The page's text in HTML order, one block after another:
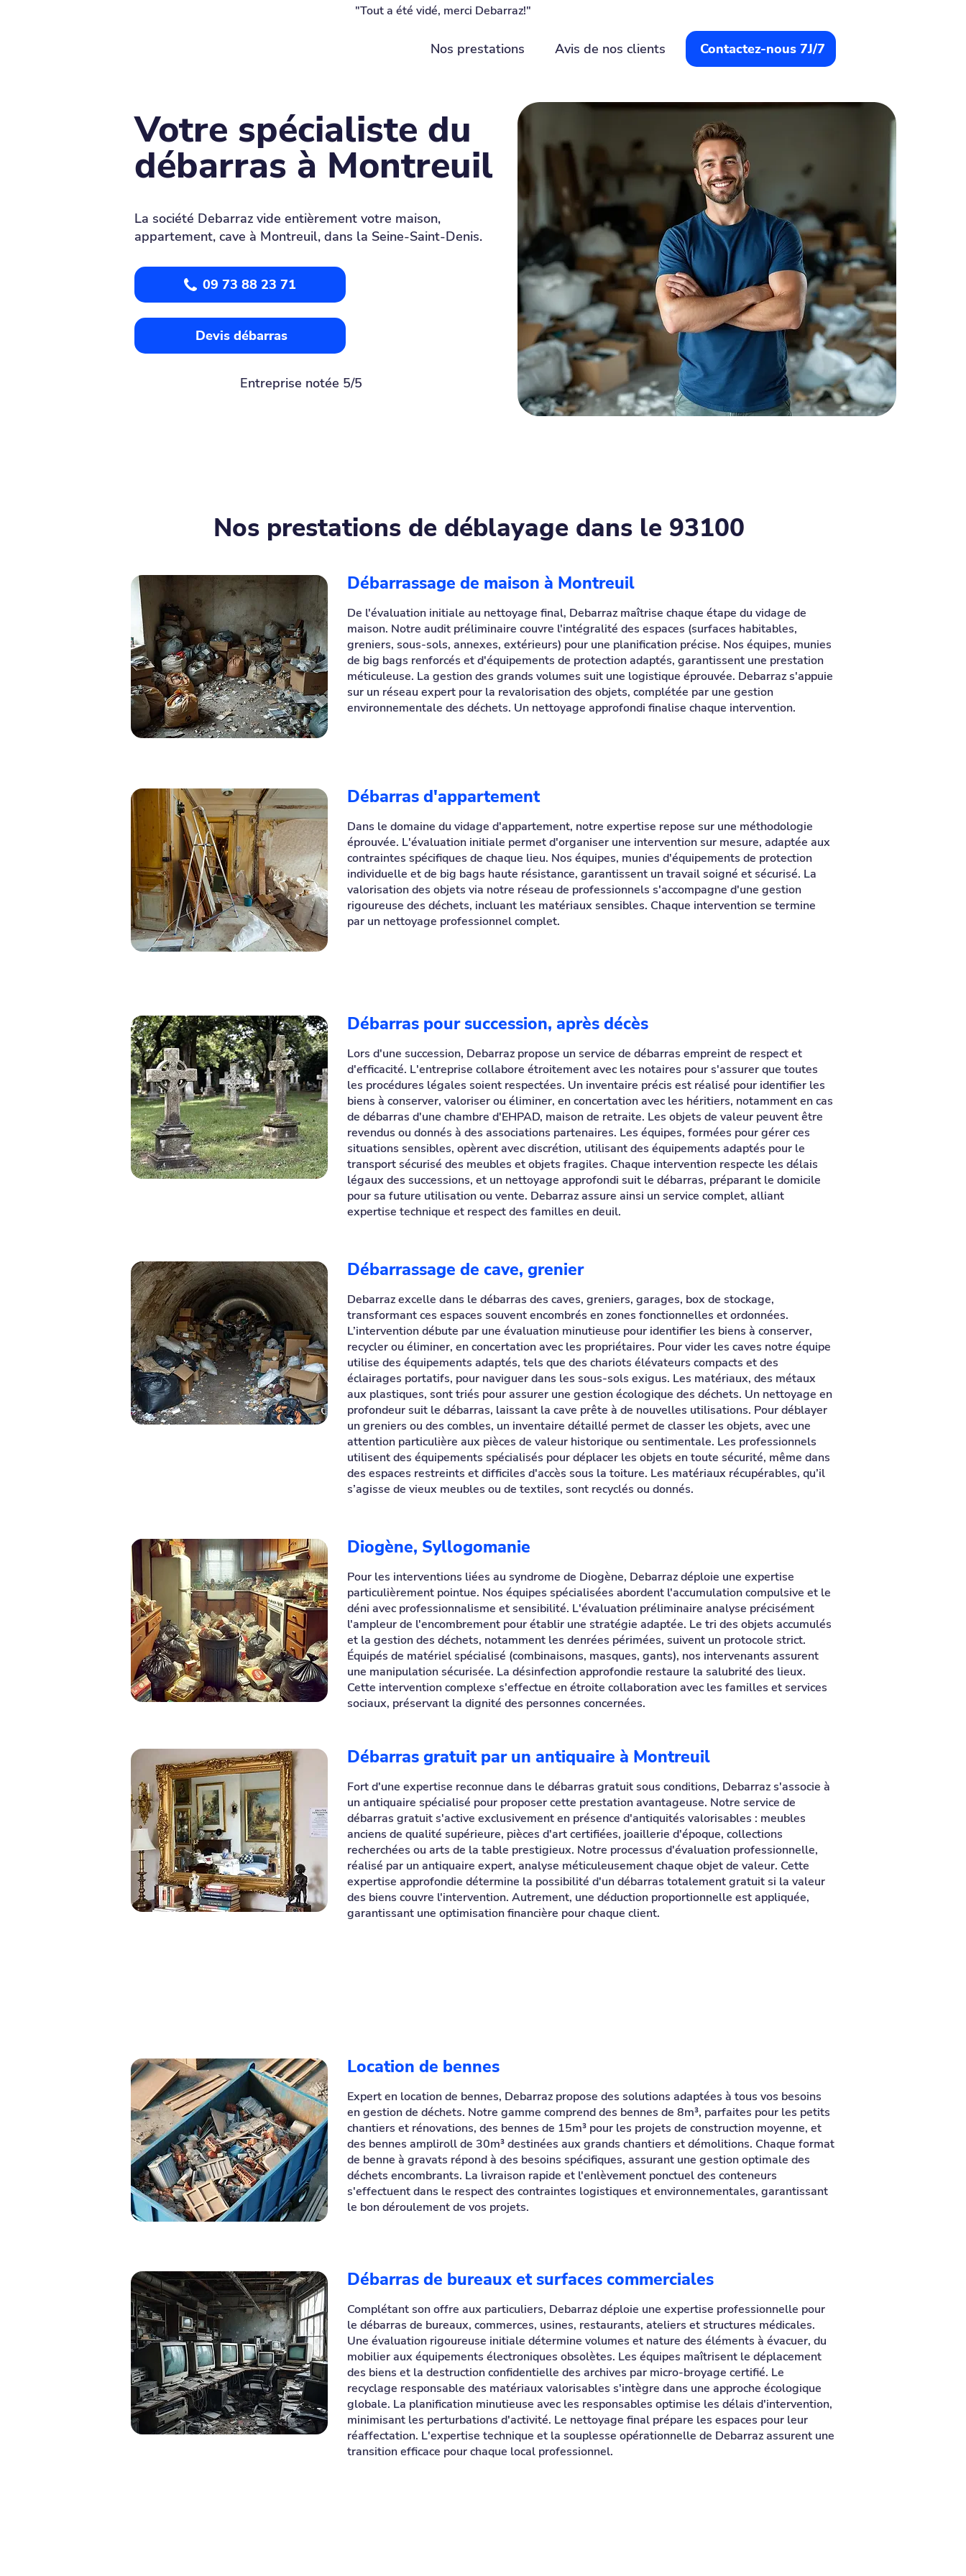
"Tout a été vidé, merci Debarraz!"
Nos prestations Avis de nos clients Contactez-nous 7J/7
Votre spécialiste du
débarras à Montreuil
La société Debarraz vide entièrement votre maison,
appartement, cave à Montreuil, dans la Seine-Saint-Denis.
09 73 88 23 71
Devis débarras
Entreprise notée 5/5
Nos prestations de déblayage dans le 93100
Débarrassage de maison à Montreuil
De l'évaluation initiale au nettoyage final, Debarraz maîtrise chaque étape du vidage de
maison. Notre audit préliminaire couvre l'intégralité des espaces (surfaces habitables,
greniers, sous-sols, annexes, extérieurs) pour une planification précise. Nos équipes, munies
de big bags renforcés et d'équipements de protection adaptés, garantissent une prestation
méticuleuse. La gestion des grands volumes suit une logistique éprouvée. Debarraz s'appuie
sur un réseau expert pour la revalorisation des objets, complétée par une gestion
environnementale des déchets. Un nettoyage approfondi finalise chaque intervention.
Débarras d'appartement
Dans le domaine du vidage d'appartement, notre expertise repose sur une méthodologie
éprouvée. L'évaluation initiale permet d'organiser une intervention sur mesure, adaptée aux
contraintes spécifiques de chaque lieu. Nos équipes, munies d'équipements de protection
individuelle et de big bags haute résistance, garantissent un travail soigné et sécurisé. La
valorisation des objets via notre réseau de professionnels s'accompagne d'une gestion
rigoureuse des déchets, incluant les matériaux sensibles. Chaque intervention se termine
par un nettoyage professionnel complet.
Débarras pour succession, après décès
Lors d'une succession, Debarraz propose un service de débarras empreint de respect et
d'efficacité. L'entreprise collabore étroitement avec les notaires pour s'assurer que toutes
les procédures légales soient respectées. Un inventaire précis est réalisé pour identifier les
biens à conserver, valoriser ou éliminer, en concertation avec les héritiers, notamment en cas
de débarras d'une chambre d'EHPAD, maison de retraite. Les objets de valeur peuvent être
revendus ou donnés à des associations partenaires. Les équipes, formées pour gérer ces
situations sensibles, opèrent avec discrétion, utilisant des équipements adaptés pour le
transport sécurisé des meubles et objets fragiles. Chaque intervention respecte les délais
légaux des successions, et un nettoyage approfondi suit le débarras, préparant le domicile
pour sa future utilisation ou vente. Debarraz assure ainsi un service complet, alliant
expertise technique et respect des familles en deuil.
Débarrassage de cave, grenier
Debarraz excelle dans le débarras des caves, greniers, garages, box de stockage,
transformant ces espaces souvent encombrés en zones fonctionnelles et ordonnées.
L’intervention débute par une évaluation minutieuse pour identifier les biens à conserver,
recycler ou éliminer, en concertation avec les propriétaires. Pour vider les caves notre équipe
utilise des équipements adaptés, tels que des chariots élévateurs compacts et des
éclairages portatifs, pour naviguer dans les sous-sols exigus. Les matériaux, des métaux
aux plastiques, sont triés pour assurer une gestion écologique des déchets. Un nettoyage en
profondeur suit le débarras, laissant la cave prête à de nouvelles utilisations. Pour déblayer
un greniers ou des combles, un inventaire détaillé permet de classer les objets, avec une
attention particulière aux pièces de valeur historique ou sentimentale. Les professionnels
utilisent des équipements spécialisés pour déplacer les objets en toute sécurité, même dans
des espaces restreints et difficiles d'accès sous la toiture. Les matériaux récupérables, qu’il
s’agisse de vieux meubles ou de textiles, sont recyclés ou donnés.
Diogène, Syllogomanie
Pour les interventions liées au syndrome de Diogène, Debarraz déploie une expertise
particulièrement pointue. Nos équipes spécialisées abordent l'accumulation compulsive et le
déni avec professionnalisme et sensibilité. L'évaluation préliminaire analyse précisément
l'ampleur de l'encombrement pour établir une stratégie adaptée. Le tri des objets accumulés
et la gestion des déchets, notamment les denrées périmées, suivent un protocole strict.
Équipés de matériel spécialisé (combinaisons, masques, gants), nos intervenants assurent
une manipulation sécurisée. La désinfection approfondie restaure la salubrité des lieux.
Cette intervention complexe s'effectue en étroite collaboration avec les familles et services
sociaux, préservant la dignité des personnes concernées.
Débarras gratuit par un antiquaire à Montreuil
Fort d'une expertise reconnue dans le débarras gratuit sous conditions, Debarraz s'associe à
un antiquaire spécialisé pour proposer cette prestation avantageuse. Notre service de
débarras gratuit s'active exclusivement en présence d'antiquités valorisables : meubles
anciens de qualité supérieure, pièces d'art certifiées, joaillerie d'époque, collections
recherchées ou arts de la table prestigieux. Notre processus d'évaluation professionnelle,
réalisé par un antiquaire expert, analyse méticuleusement chaque objet de valeur. Cette
expertise approfondie détermine la possibilité d'un débarras totalement gratuit si la valeur
des biens couvre l'intervention. Autrement, une déduction proportionnelle est appliquée,
garantissant une optimisation financière pour chaque client.
Location de bennes
Expert en location de bennes, Debarraz propose des solutions adaptées à tous vos besoins
en gestion de déchets. Notre gamme comprend des bennes de 8m³, parfaites pour les petits
chantiers et rénovations, des bennes de 15m³ pour les projets de construction moyenne, et
des bennes ampliroll de 30m³ destinées aux grands chantiers et démolitions. Chaque format
de benne à gravats répond à des besoins spécifiques, assurant une gestion optimale des
déchets encombrants. La livraison rapide et l'enlèvement ponctuel des conteneurs
s'effectuent dans le respect des contraintes logistiques et environnementales, garantissant
le bon déroulement de vos projets.
Débarras de bureaux et surfaces commerciales
Complétant son offre aux particuliers, Debarraz déploie une expertise professionnelle pour
le débarras de bureaux, commerces, usines, restaurants, ateliers et structures médicales.
Une évaluation rigoureuse initiale détermine volumes et nature des éléments à évacuer, du
mobilier aux équipements électroniques obsolètes. Les équipes maîtrisent le déplacement
des biens et la destruction confidentielle des archives par micro-broyage certifié. Le
recyclage responsable des matériaux valorisables s'intègre dans une approche écologique
globale. La planification minutieuse avec les responsables optimise les délais d'intervention,
minimisant les perturbations d'activité. Le nettoyage final prépare les espaces pour leur
réaffectation. L'expertise technique et la souplesse opérationnelle de Debarraz assurent une
transition efficace pour chaque local professionnel.